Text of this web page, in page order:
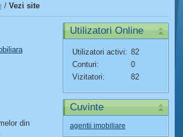
/ Vezi site
din
Utilizatori Online
Utilizatori activi: 82
Conturi:
0
Vizitatori:
82
Cuvinte
agentii imobiliare